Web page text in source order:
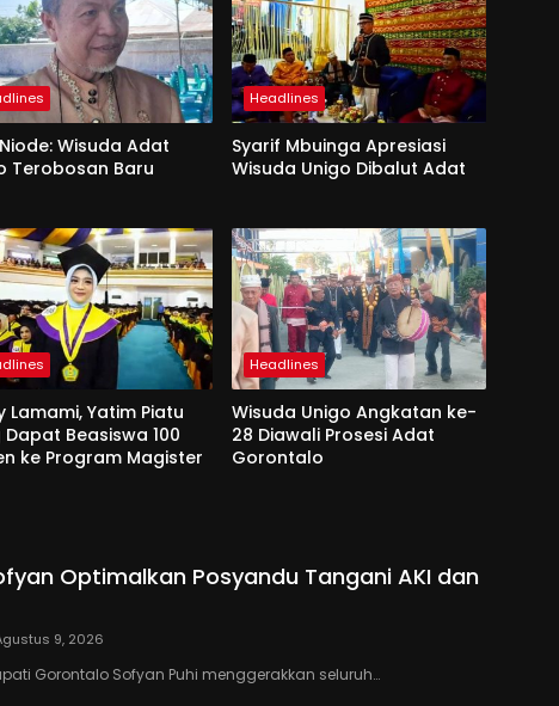
Wisuda Adat
Terobosan Baru
Headlines
Syarif Mbuinga Apresiasi
Wisuda Unigo Dibalut Adat
Lamami, Yatim Piatu
Beasiswa 100
ke Program Magister
Headlines
Wisuda Unigo Angkatan ke-
28 Diawali Prosesi Adat
Gorontalo
Optimalkan Posyandu Tangani AKI dan
9, 2026
Gorontalo Sofyan Puhi menggerakkan seluruh…